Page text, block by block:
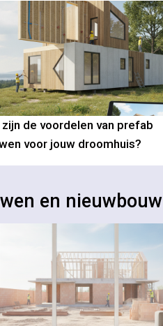
zijn de voordelen van prefab
voor jouw droomhuis?
en nieuwbouw